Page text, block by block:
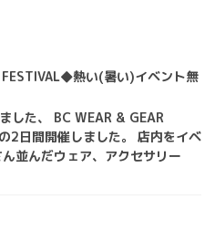
FESTIVAL◆熱い(暑い)イベント無
した、 BC WEAR & GEAR
2日間開催しました。 店内をイベ
並んだウェア、アクセサリー